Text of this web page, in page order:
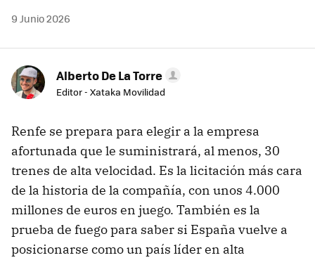
9 Junio 2026
Alberto De La Torre
Editor - Xataka Movilidad
Renfe se prepara para elegir a la empresa
afortunada que le suministrará, al menos, 30
trenes de alta velocidad. Es la licitación más cara
de la historia de la compañía, con unos 4.000
millones de euros en juego. También es la
prueba de fuego para saber si España vuelve a
posicionarse como un país líder en alta